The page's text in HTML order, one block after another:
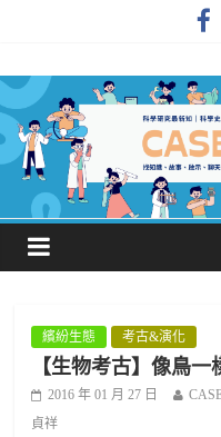
繽紛生態 考古&演化
【生物考古】像鳥
2016 年 01 月 27 日
貞祥